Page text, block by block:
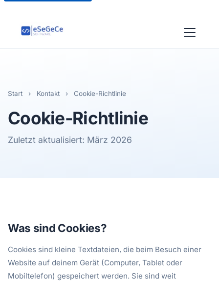
Start › Kontakt › Cookie-Richtlinie
Cookie-Richtlinie
Zuletzt aktualisiert: März 2026
Was sind Cookies?
Cookies sind kleine Textdateien, die beim Besuch einer
Website auf deinem Gerät (Computer, Tablet oder
Mobiltelefon) gespeichert werden. Sie sind weit